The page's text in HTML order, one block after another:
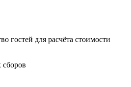
гостей для расчёта стоимости
сборов